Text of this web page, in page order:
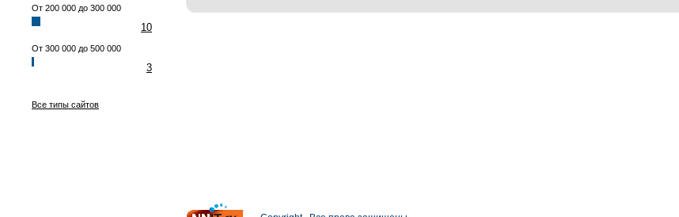
От 200 000 до 300 000
10
От 300 000 до 500 000
3
Все типы сайтов